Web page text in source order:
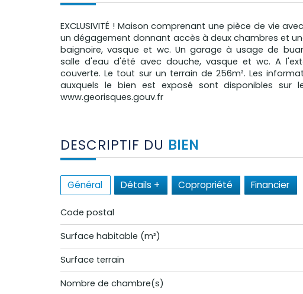
EXCLUSIVITÉ ! Maison comprenant une pièce de vie
un dégagement donnant accès à deux chambres et
baignoire, vasque et wc. Un garage à usage de
salle d'eau d'été avec douche, vasque et wc. A
couverte. Le tout sur un terrain de 256m². Les
auxquels le bien est exposé sont disponibles sur
www.georisques.gouv.fr
DESCRIPTIF DU BIEN
Général Détails + Copropriété Financier
Code postal
Surface habitable (m²)
surface terrain
Nombre de chambre(s)